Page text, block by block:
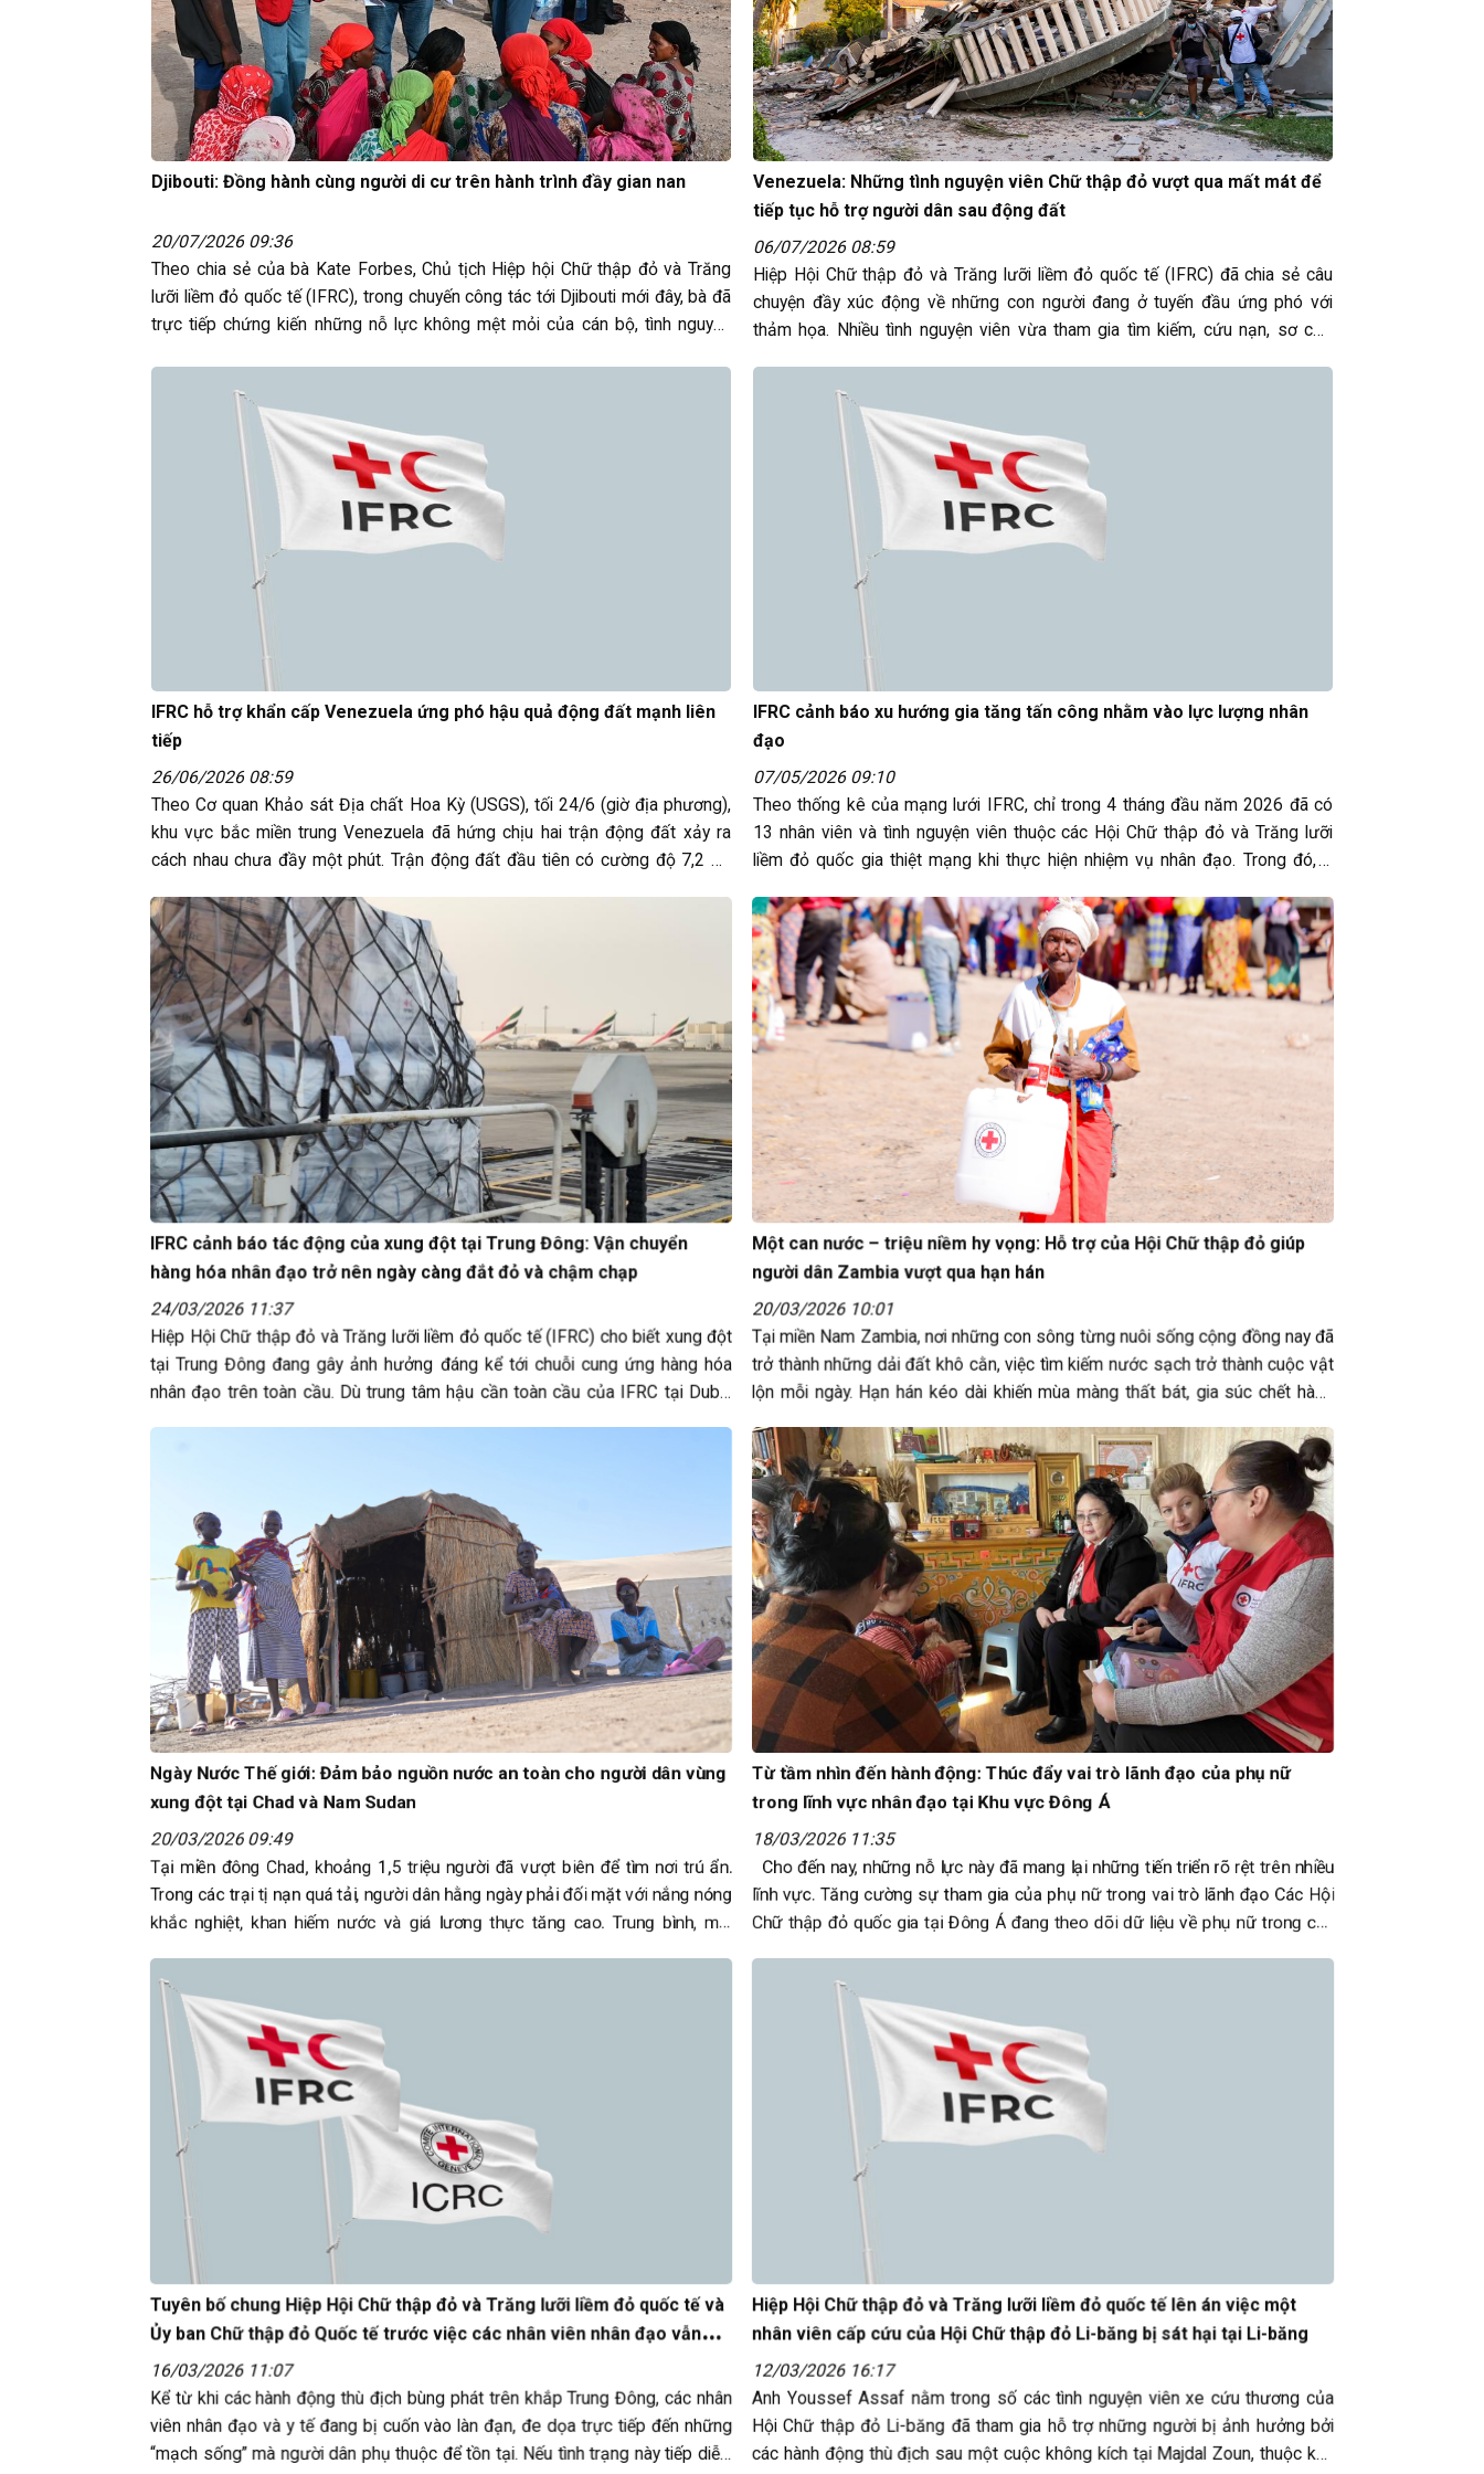
Djibouti: Đồng hành cùng người di cư trên hành trình đầy gian nan
20/07/2026 09:36
Theo chia sẻ của bà Kate Forbes, Chủ tịch Hiệp hội Chữ thập đỏ và Trăng
lưỡi liềm đỏ quốc tế (IFRC), trong chuyến công tác tới Djibouti mới đây, bà đã
trực tiếp chứng kiến những nỗ lực không mệt mỏi của cán bộ, tình nguyện
Venezuela: Những tình nguyện viên Chữ thập đỏ vượt qua mất mát để
tiếp tục hỗ trợ người dân sau động đất
06/07/2026 08:59
Hiệp Hội Chữ thập đỏ và Trăng lưỡi liềm đỏ quốc tế (IFRC) đã chia sẻ câu
chuyện đầy xúc động về những con người đang ở tuyến đầu ứng phó với
thảm họa. Nhiều tình nguyện viên vừa tham gia tìm kiếm, cứu nạn, sơ cứu
IFRC hỗ trợ khẩn cấp Venezuela ứng phó hậu quả động đất mạnh liên
tiếp
26/06/2026 08:59
Theo Cơ quan Khảo sát Địa chất Hoa Kỳ (USGS), tối 24/6 (giờ địa phương),
khu vực bắc miền trung Venezuela đã hứng chịu hai trận động đất xảy ra
cách nhau chưa đầy một phút. Trận động đất đầu tiên có cường độ 7,2 độ
IFRC cảnh báo xu hướng gia tăng tấn công nhằm vào lực lượng nhân
đạo
07/05/2026 09:10
Theo thống kê của mạng lưới IFRC, chỉ trong 4 tháng đầu năm 2026 đã có
13 nhân viên và tình nguyện viên thuộc các Hội Chữ thập đỏ và Trăng lưỡi
liềm đỏ quốc gia thiệt mạng khi thực hiện nhiệm vụ nhân đạo. Trong đó, 9
IFRC cảnh báo tác động của xung đột tại Trung Đông: Vận chuyển
hàng hóa nhân đạo trở nên ngày càng đắt đỏ và chậm chạp
24/03/2026 11:37
Hiệp Hội Chữ thập đỏ và Trăng lưỡi liềm đỏ quốc tế (IFRC) cho biết xung đột
tại Trung Đông đang gây ảnh hưởng đáng kể tới chuỗi cung ứng hàng hóa
nhân đạo trên toàn cầu. Dù trung tâm hậu cần toàn cầu của IFRC tại Dubai
Một can nước – triệu niềm hy vọng: Hỗ trợ của Hội Chữ thập đỏ giúp
người dân Zambia vượt qua hạn hán
20/03/2026 10:01
Tại miền Nam Zambia, nơi những con sông từng nuôi sống cộng đồng nay đã
trở thành những dải đất khô cằn, việc tìm kiếm nước sạch trở thành cuộc vật
lộn mỗi ngày. Hạn hán kéo dài khiến mùa màng thất bát, gia súc chết hàng
Ngày Nước Thế giới: Đảm bảo nguồn nước an toàn cho người dân vùng
xung đột tại Chad và Nam Sudan
20/03/2026 09:49
Tại miền đông Chad, khoảng 1,5 triệu người đã vượt biên để tìm nơi trú ẩn.
Trong các trại tị nạn quá tải, người dân hằng ngày phải đối mặt với nắng nóng
khắc nghiệt, khan hiếm nước và giá lương thực tăng cao. Trung bình, mỗi
Từ tầm nhìn đến hành động: Thúc đẩy vai trò lãnh đạo của phụ nữ
trong lĩnh vực nhân đạo tại Khu vực Đông Á
18/03/2026 11:35
Cho đến nay, những nỗ lực này đã mang lại những tiến triển rõ rệt trên nhiều
lĩnh vực. Tăng cường sự tham gia của phụ nữ trong vai trò lãnh đạo Các Hội
Chữ thập đỏ quốc gia tại Đông Á đang theo dõi dữ liệu về phụ nữ trong các
Tuyên bố chung Hiệp Hội Chữ thập đỏ và Trăng lưỡi liềm đỏ quốc tế và
Ủy ban Chữ thập đỏ Quốc tế trước việc các nhân viên nhân đạo vẫn
tiếp tục bị sát hại trong các cuộc xung đột
16/03/2026 11:07
Kể từ khi các hành động thù địch bùng phát trên khắp Trung Đông, các nhân
viên nhân đạo và y tế đang bị cuốn vào làn đạn, đe dọa trực tiếp đến những
“mạch sống” mà người dân phụ thuộc để tồn tại. Nếu tình trạng này tiếp diễn,
Hiệp Hội Chữ thập đỏ và Trăng lưỡi liềm đỏ quốc tế lên án việc một
nhân viên cấp cứu của Hội Chữ thập đỏ Li-băng bị sát hại tại Li-băng
12/03/2026 16:17
Anh Youssef Assaf nằm trong số các tình nguyện viên xe cứu thương của
Hội Chữ thập đỏ Li-băng đã tham gia hỗ trợ những người bị ảnh hưởng bởi
các hành động thù địch sau một cuộc không kích tại Majdal Zoun, thuộc khu